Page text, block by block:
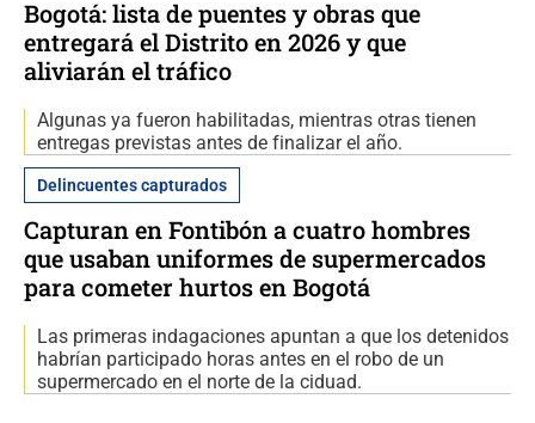
Bogotá: lista de puentes y obras que
entregará el Distrito en 2026 y que
aliviarán el tráfico
Algunas ya fueron habilitadas, mientras otras tienen
entregas previstas antes de finalizar el año.
Delincuentes capturados
Capturan en Fontibón a cuatro hombres
que usaban uniformes de supermercados
para cometer hurtos en Bogotá
Las primeras indagaciones apuntan a que los detenidos
habrían participado horas antes en el robo de un
supermercado en el norte de la ciduad.